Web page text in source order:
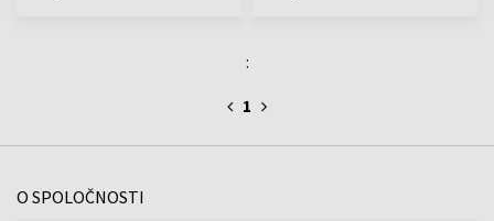
:
1
O SPOLOČNOSTI